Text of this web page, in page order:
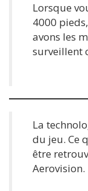
Lorsque
4000
avons les
surveillent
La
du jeu. Ce
être
Aerovision.